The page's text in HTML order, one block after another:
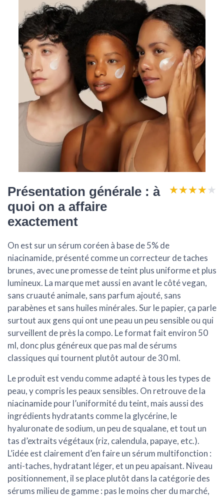
Présentation générale : à
quoi on a affaire
exactement
★★★★★
★★★★★
On est sur un sérum coréen à base de5% de
niacinamide, présenté comme un correcteur de taches
brunes, avec une promesse de teint plus uniforme et plus
lumineux. La marque met aussi en avant le côté vegan,
sans cruauté animale, sans parfum ajouté, sans
parabènes et sans huiles minérales. Sur le papier, ça parle
surtout aux gens qui ont une peau un peu sensible ou qui
surveillent de près la compo. Le format fait environ 50
ml, donc plus généreux que pas mal de sérums
classiques qui tournent plutôt autour de 30 ml.
Le produit est vendu comme adapté à tous les types de
peau, y compris les peaux sensibles. On retrouve de la
niacinamide pour l’uniformité du teint, mais aussi des
ingrédients hydratants comme la glycérine, le
hyaluronate de sodium, un peu de squalane, et tout un
tas d’extraits végétaux (riz, calendula, papaye, etc.).
L’idée est clairement d’en faire un sérum multifonction :
anti-taches, hydratant léger, et un peu apaisant. Niveau
positionnement, il se place plutôt dans la catégorie des
sérums milieu de gamme : pas le moins cher du marché,